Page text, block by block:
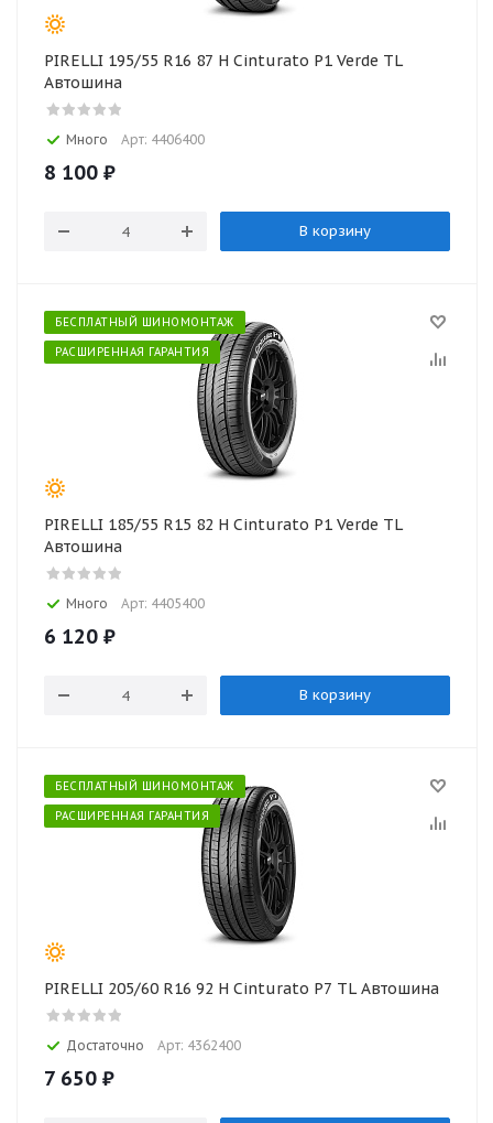
PIRELLI 195/55 R16 87 H Cinturato P1 Verde TL
Автошина
Много Арт: 4406400
8 100 ₽
В корзину
БЕСПЛАТНЫЙ ШИНОМОНТАЖ
РАСШИРЕННАЯ ГАРАНТИЯ
PIRELLI 185/55 R15 82 H Cinturato P1 Verde TL
Автошина
Много Арт: 4405400
6 120 ₽
В корзину
БЕСПЛАТНЫЙ ШИНОМОНТАЖ
РАСШИРЕННАЯ ГАРАНТИЯ
PIRELLI 205/60 R16 92 H Cinturato P7 TL Автошина
Достаточно Арт: 4362400
7 650 ₽